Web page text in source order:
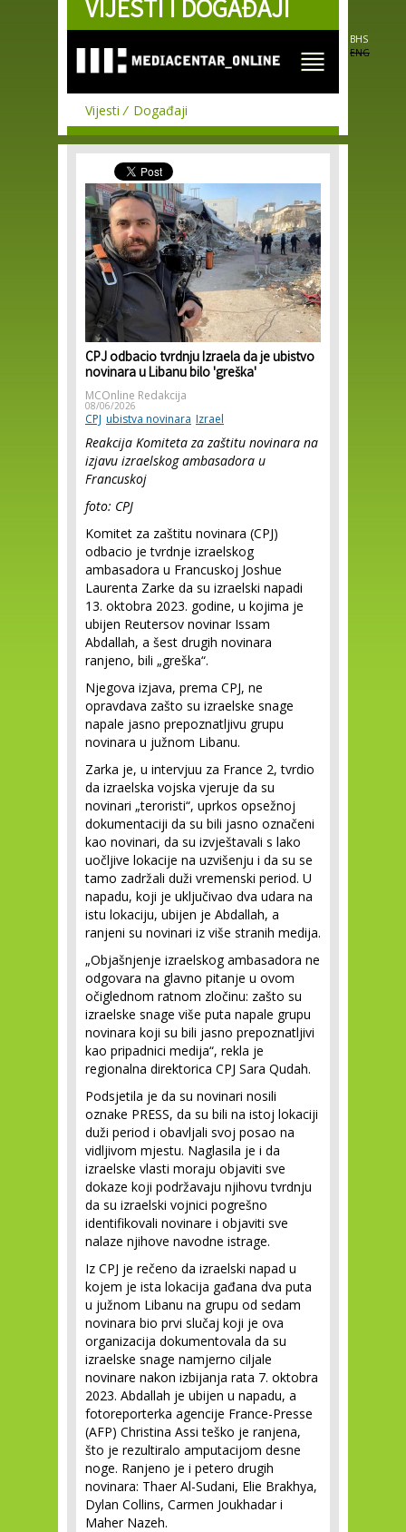
Skip to
main
VIJESTI I DOGAĐAJI
BHS
ENG
Vijesti Događaji
CPJ odbacio tvrdnju Izraela da je ubistvo
novinara u Libanu bilo 'greška'
MCOnline Redakcija
08/06/2026
CPJ ubistva novinara Izrael
Reakcija Komiteta za zaštitu novinara na
izjavu izraelskog ambasadora u
Francuskoj
foto: CPJ
Komitet za zaštitu novinara (CPJ)
odbacio je tvrdnje izraelskog
ambasadora u Francuskoj Joshue
Laurenta Zarke da su izraelski napadi
13. oktobra 2023. godine, u kojima je
ubijen Reutersov novinar Issam
Abdallah, a šest drugih novinara
ranjeno, bili „greška“.
Njegova izjava, prema CPJ, ne
opravdava zašto su izraelske snage
napale jasno prepoznatljivu grupu
novinara u južnom Libanu.
Zarka je, u intervjuu za France 2, tvrdio
da izraelska vojska vjeruje da su
novinari „teroristi“, uprkos opsežnoj
dokumentaciji da su bili jasno označeni
kao novinari, da su izvještavali s lako
uočljive lokacije na uzvišenju i da su se
tamo zadržali duži vremenski period. U
napadu, koji je uključivao dva udara na
istu lokaciju, ubijen je Abdallah, a
ranjeni su novinari iz više stranih medija.
„Objašnjenje izraelskog ambasadora ne
odgovara na glavno pitanje u ovom
očiglednom ratnom zločinu: zašto su
izraelske snage više puta napale grupu
novinara koji su bili jasno prepoznatljivi
kao pripadnici medija“, rekla je
regionalna direktorica CPJ Sara Qudah.
Podsjetila je da su novinari nosili
oznake PRESS, da su bili na istoj lokaciji
duži period i obavljali svoj posao na
vidljivom mjestu. Naglasila je i da
izraelske vlasti moraju objaviti sve
dokaze koji podržavaju njihovu tvrdnju
da su izraelski vojnici pogrešno
identifikovali novinare i objaviti sve
nalaze njihove navodne istrage.
Iz CPJ je rečeno da izraelski napad u
kojem je ista lokacija gađana dva puta
u južnom Libanu na grupu od sedam
novinara bio prvi slučaj koji je ova
organizacija dokumentovala da su
izraelske snage namjerno ciljale
novinare nakon izbijanja rata 7. oktobra
2023. Abdallah je ubijen u napadu, a
fotoreporterka agencije France-Presse
(AFP) Christina Assi teško je ranjena,
što je rezultiralo amputacijom desne
noge. Ranjeno je i petero drugih
novinara: Thaer Al-Sudani, Elie Brakhya,
Dylan Collins, Carmen Joukhadar i
Maher Nazeh.